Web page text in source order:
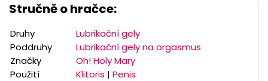
Stručně o hračce:
Druhy
Lubrikační gely
Poddruhy
Lubrikační gely na orgasmus
Značky
Oh! Holy Mary
Použití
Klitoris | Penis